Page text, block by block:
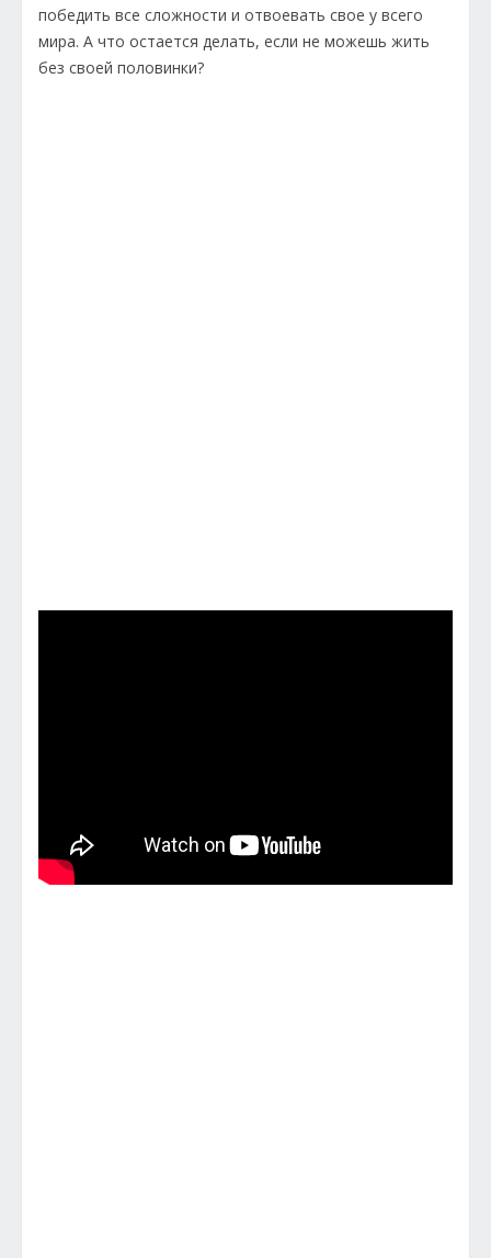
победить все сложности и отвоевать свое у всего
мира. А что остается делать, если не можешь жить
без своей половинки?